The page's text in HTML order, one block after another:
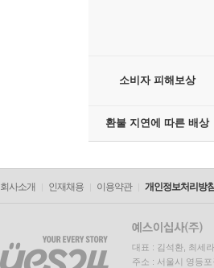
소비자 피해보상
환불 지연에 따른 배상
회사소개 인재채용 이용약관 개인정보처리방침
대표 : 김석환, 최세라
주소 : 서울시 영등